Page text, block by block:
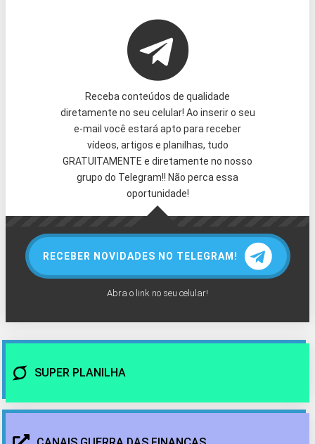
Receba conteúdos de qualidade
diretamente no seu celular! Ao inserir o seu
e-mail você estará apto para receber
vídeos, artigos e planilhas, tudo
GRATUITAMENTE e diretamente no nosso
grupo do Telegram!! Não perca essa
oportunidade!
RECEBER NOVIDADES NO TELEGRAM!
Abra o link no seu celular!
SUPER PLANILHA